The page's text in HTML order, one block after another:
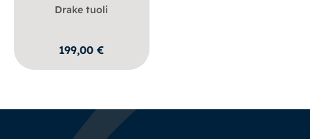
Drake tuoli
199,00€